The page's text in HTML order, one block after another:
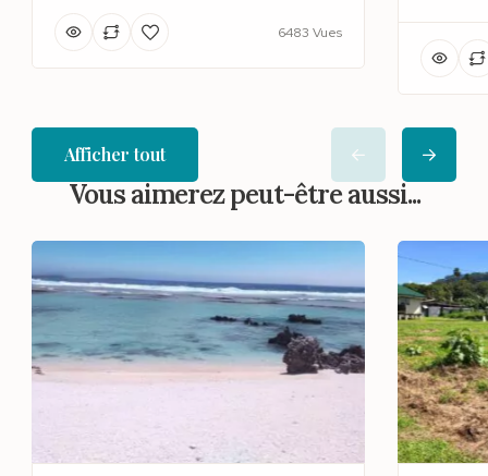
6483 Vues
Afficher tout
Vous aimerez peut-être aussi...